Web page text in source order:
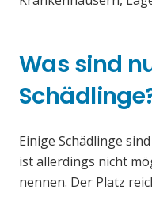
Was sind
Einige Schädlinge
ist allerdings nicht
nennen. Der Platz